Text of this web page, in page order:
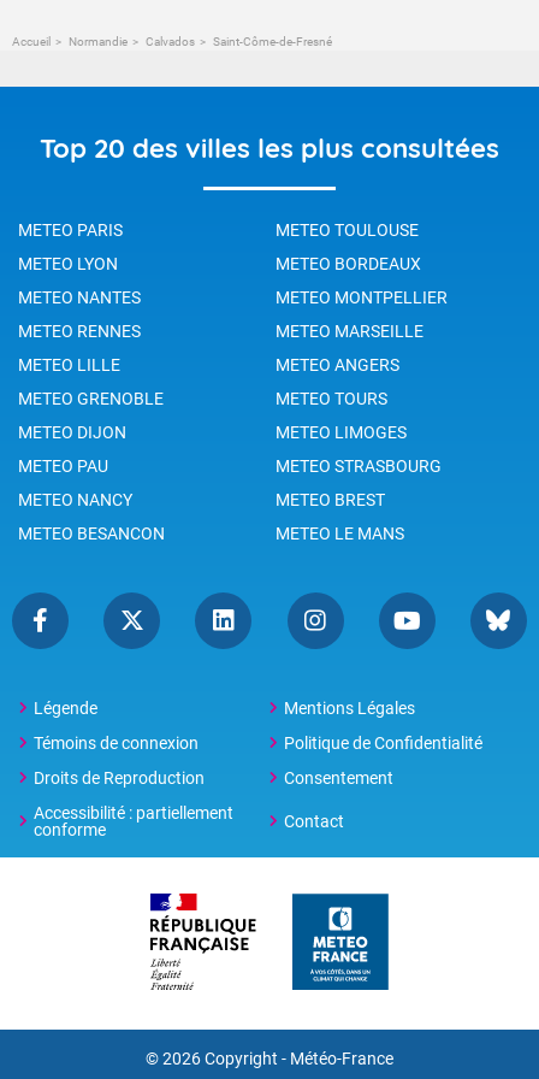
Accueil Normandie Calvados Saint-Côme-de-Fresné
Top 20 des villes les plus consultées
METEO PARIS
METEO TOULOUSE
METEO LYON
METEO BORDEAUX
METEO NANTES
METEO MONTPELLIER
METEO RENNES
METEO MARSEILLE
METEO LILLE
METEO ANGERS
METEO GRENOBLE
METEO TOURS
METEO DIJON
METEO LIMOGES
METEO PAU
METEO STRASBOURG
METEO NANCY
METEO BREST
METEO BESANCON
METEO LE MANS
Légende
Mentions Légales
Témoins de connexion
Politique de Confidentialité
Droits de Reproduction
Consentement
Accessibilité : partiellement
conforme
Contact
© 2026 Copyright - Météo-France